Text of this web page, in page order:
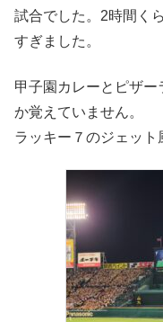
試合でした。2時間く
すぎました。
甲子園カレーとピザ
か覚えていません。
ラッキー７のジェット